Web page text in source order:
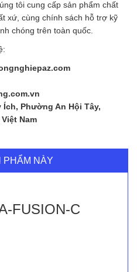
tôi cung cấp sản phẩm chất
xứ, cùng chính sách hỗ trợ kỹ
chóng trên toàn quốc.
Phường An Hội Tây,
Nam
PHẨM NÀY
FUSION-C